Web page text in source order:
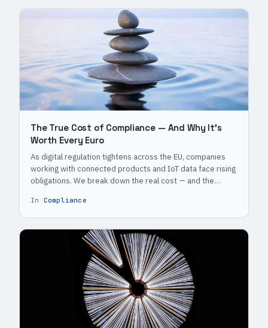
The True Cost of Compliance — And Why It's
Worth Every Euro
As digital regulation tightens across the EU, companies
working with connected products and IoT data face rising
obligations. We break down the real cost — and the
In Compliance